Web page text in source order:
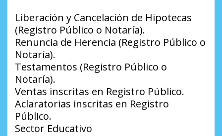
Liberación y Cancelación de Hipotecas
(Registro Público o Notaría).
Renuncia de Herencia (Registro Público o
Notaría).
Testamentos (Registro Público o
Notaría).
Ventas inscritas en Registro Público.
Aclaratorias inscritas en Registro
Público.
Sector Educativo